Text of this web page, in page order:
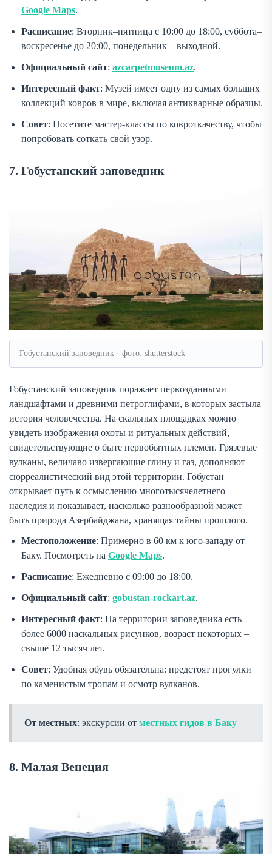
Google Maps.
Расписание: Вторник–пятница с 10:00 до 18:00, суббота–
воскресенье до 20:00, понедельник – выходной.
Официальный сайт: azcarpetmuseum.az.
Интересный факт: Музей имеет одну из самых больших
коллекций ковров в мире, включая антикварные образцы.
Совет: Посетите мастер-классы по ковроткачеству, чтобы
попробовать соткать свой узор.
7. Гобустанский заповедник
Гобустанский заповедник · фото: shutterstock
Гобустанский заповедник поражает первозданными
ландшафтами и древними петроглифами, в которых застыла
история человечества. На скальных площадках можно
увидеть изображения охоты и ритуальных действий,
свидетельствующие о быте первобытных племён. Грязевые
вулканы, величаво извергающие глину и газ, дополняют
сюрреалистический вид этой территории. Гобустан
открывает путь к осмыслению многотысячелетнего
наследия и показывает, насколько разнообразной может
быть природа Азербайджана, хранящая тайны прошлого.
Местоположение: Примерно в 60 км к юго-западу от
Баку. Посмотреть на Google Maps.
Расписание: Ежедневно с 09:00 до 18:00.
Официальный сайт: gobustan-rockart.az.
Интересный факт: На территории заповедника есть
более 6000 наскальных рисунков, возраст некоторых –
свыше 12 тысяч лет.
Совет: Удобная обувь обязательна: предстоят прогулки
по каменистым тропам и осмотр вулканов.
От местных: экскурсии от местных гидов в Баку
8. Малая Венеция